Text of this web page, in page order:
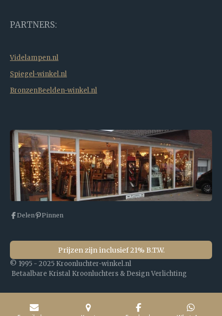
PARTNERS:
Videlampen.nl
Spiegel-winkel.nl
BronzenBeelden-winkel.nl
Delen Pinnen
Prijzen zijn inclusief 21% B.T.W.
© 1995 - 2025 Kroonluchter-winkel.nl
Betaalbare Kristal Kroonluchters & Design Verlichting